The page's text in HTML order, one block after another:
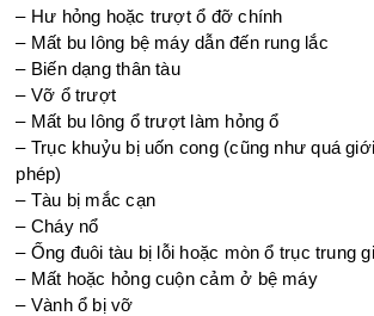
– Hư hỏng hoặc trượt ổ đỡ chính
– Mất bu lông bệ máy dẫn đến rung lắc
– Biến dạng thân tàu
– Vỡ ổ trượt
– Mất bu lông ổ trượt làm hỏng ổ
– Trục khuỷu bị uốn cong (cũng như quá
phép)
– Tàu bị mắc cạn
– Cháy nổ
– Ống đuôi tàu bị lỗi hoặc mòn ổ trục trung
– Mất hoặc hỏng cuộn cảm ở bệ máy
– Vành ổ bị vỡ